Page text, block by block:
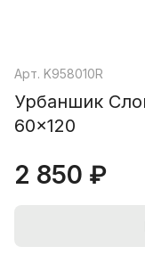
Арт. K958010R
Урбаншик
60x120
2 850 ₽